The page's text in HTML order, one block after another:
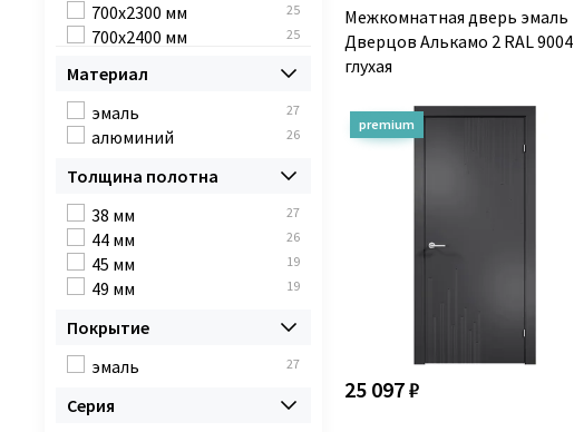
Межкомнатная дверь эмаль
Дверцов Алькамо 2 RAL 9004
глухая
25 097 ₽
700х2300 мм 25
700х2400 мм 25
700x2600 мм
800x2000 мм 27
800х2100 мм 25
800x2300 мм 15
800х2400 мм 25
800x2500 мм 11
800x2600 мм 11
900x2000 мм 27
900x2200 мм 15
900х2400 мм
800х2300 мм 10
Материал
эмаль
27
алюминий 26
Толщина полотна
38 мм
27
44 мм 26
45 мм 19
49 мм 19
Покрытие
эмаль
27
Серия